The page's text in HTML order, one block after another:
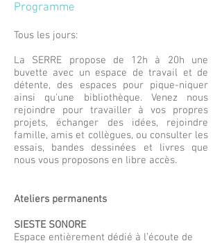
Programme
Tous les jours:
La SERRE propose de 12h à 20h une
buvette avec un espace de travail et de
détente, des espaces pour pique-niquer
ainsi qu'une bibliothèque. Venez nous
rejoindre pour travailler à vos propres
projets, échanger des idées, rejoindre
famille, amis et collègues, ou consulter les
essais, bandes dessinées et livres que
nous vous proposons en libre accès.
Ateliers permanents
SIESTE SONORE
Espace entièrement dédié à l’écoute de